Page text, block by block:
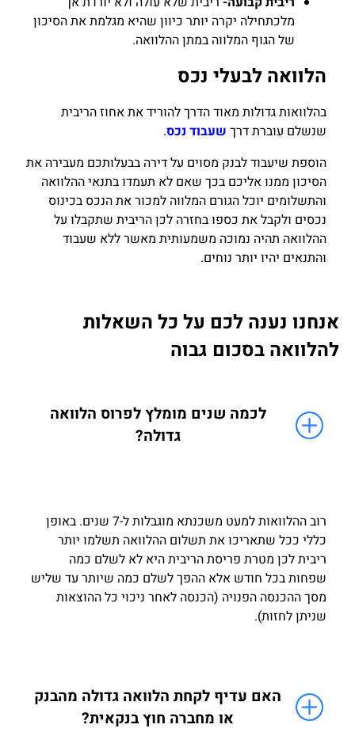
מלכתחילה יקרה יותר כיוון שהיא מגלמת את הסיכון
של הגוף המלווה במתן ההלוואה.
הלוואה לבעלי נכס
בהלוואות גדולות מאוד הדרך להוריד את אחוז הריבית
שנשלם עוברת דרך שעבוד נכס.
הוספת שיעבוד לבנק מסוים על דירה בבעלותכם מעבירה את
הסיכון ממנו אליכם בכך שאם לא תעמדו בתנאי ההלוואה
והתשלומים יוכל הגורם המלווה למכור את הנכס בכינוס
נכסים ולקבל את כספו בחזרה לכן הריבית שתקבלו על
ההלוואה תהיה נמוכה משמעותית מאשר ללא שעבוד
והתנאים יהיו יותר נוחים.
אנחנו נענה לכם על כל השאלות
להלוואה בסכום גבוה
לכמה שנים מומלץ לפרוס הלוואה
גדולה?
רוב ההלוואות למעט משכנתא מוגבלות ל-7 שנים. באופן
כללי ככל שתאריכו את תשלום ההלוואה תשלמו יותר
ריבית לכן מטרת פריסת הריבית היא לא לשלם כמה
שפחות בכל חודש אלא ההפך לשלם כמה שיותר עד שליש
מסך ההכנסה הפנויה (הכנסה לאחר ניכוי כל ההוצאות
שניתן לחזות).
האם עדיף לקחת הלוואה גדולה מהבנק
או מחברה חוץ בנקאית?